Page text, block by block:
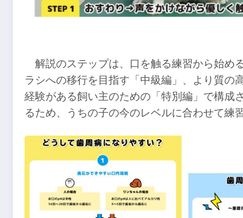
解説のステップは、口を触る練習から始め
ラシへの移行を目指す「中級編」、より質の
経験がある飼い主のための「特別編」で構成
るため、うちの子の今のレベルに合わせて練